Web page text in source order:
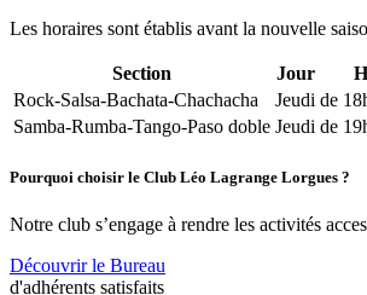
Les horaires sont établis avant la nouvelle
Section Jour
Rock-Salsa-Bachata-Chachacha
Jeudi de
Samba-Rumba-Tango-Paso doble Jeudi de
Pourquoi choisir le Club Léo Lagrange Lorgues ?
Notre club s’engage à rendre les activités
Découvrir le Bureau
d'adhérents satisfaits